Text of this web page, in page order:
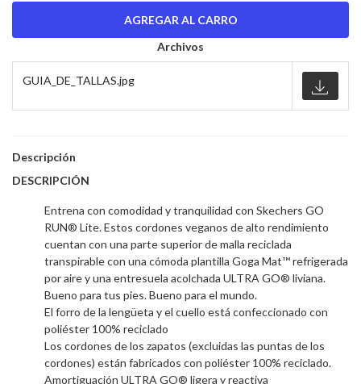
Archivos
GUIA_DE_TALLAS.jpg
Descripción
DESCRIPCIÓN
Entrena con comodidad y tranquilidad con Skechers GO
RUN® Lite. Estos cordones veganos de alto rendimiento
cuentan con una parte superior de malla reciclada
transpirable con una cómoda plantilla Goga Mat™ refrigerada
por aire y una entresuela acolchada ULTRA GO® liviana.
Bueno para tus pies. Bueno para el mundo.
El forro de la lengüeta y el cuello está confeccionado con
poliéster 100% reciclado
Los cordones de los zapatos (excluidas las puntas de los
cordones) están fabricados con poliéster 100% reciclado.
Amortiguación ULTRA GO® ligera y reactiva